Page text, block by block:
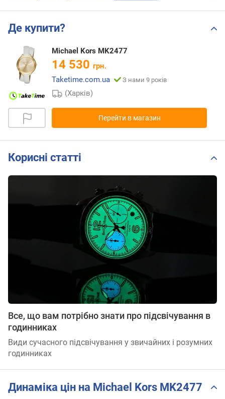
Де купити?
Michael Kors MK2477
14 530 грн.
Taketime.com.ua
З нами 9 років
(Харків)
Перейти в магазин
Корисні статті
Все, що вам потрібно знати про підсвічування в
годинниках
Види сучасного підсвічування у звичайних і розумних
годинниках
Динаміка цін на Michael Kors MK2477